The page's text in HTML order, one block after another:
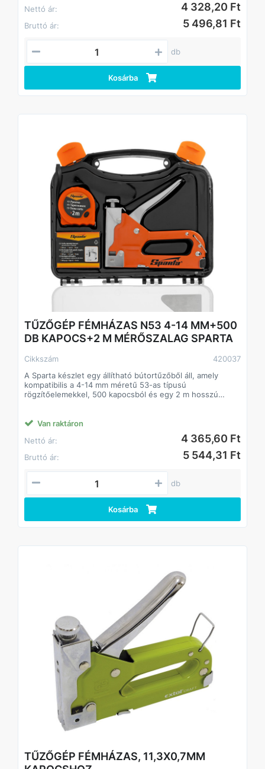
Nettó ár:
4 328,20 Ft
Bruttó ár: 5 496,81 Ft
db
Kosárba
TŰZŐGÉP FÉMHÁZAS N53 4-14 MM+500
DB KAPOCS+2 M MÉRŐSZALAG SPARTA
Cikkszám
420037
A Sparta készlet egy állítható bútortűzőből áll, amely
kompatibilis a 4-14 mm méretű 53-as típusú
rögzítőelemekkel, 500 kapocsból és egy 2 m hosszú
egyéb lemezanyagok mérését és rögzítését fa alapra. A
tűzőgép préselt acél teste ellenáll a deformációnak, így a
szerszám sokáig tart. A készlet hasznos lesz bútorok
összeszereléséhez, kárpitozáshoz, padlóburkoláshoz és
hőszigetelő anyag lerakásához. Otthoni használatra
alkalmas.
A tűzőgép felülete festett, így a szerszám nem fél a
A tűzőgép képes simán beállítani az ütési erőt, ami fontos
a különböző sűrűségű anyagokkal való munkavégzés
A fémkonzol vízszintes helyzetben rögzíti a fogantyút, ami
kockázatát tárolás és szállítás közben.
Van raktáron
Nettó ár:
4 365,60 Ft
Bruttó ár: 5 544,31 Ft
db
Kosárba
TŰZŐGÉP FÉMHÁZAS, 11,3X0,7MM